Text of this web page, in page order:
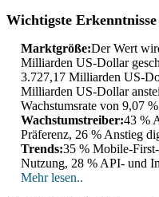
Wichtigste Erkenntnisse
Marktgröße:Der Wert
Milliarden US-Dollar
3.727,17 Milliarden US-
Milliarden US-Dollar
Wachstumsrate von 9,07
Wachstumstreiber:43 %
Präferenz, 26 % Anstieg
Trends:35 % Mobile-
Nutzung, 28 % API- und
Mehr lesen..